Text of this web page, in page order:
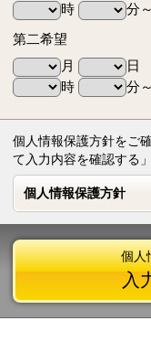
時
分～
第二希望
月
日
時
分～
個人情報保護方針をご
て入力内容を確認する
個人情報保護方針
個人情報保護方針
個人
入